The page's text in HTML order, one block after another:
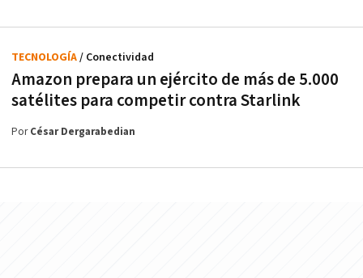
Amazon prepara un ejército de más de 5.000
satélites para competir contra Starlink
TECNOLOGÍA/ Conectividad
PorCésar Dergarabedian